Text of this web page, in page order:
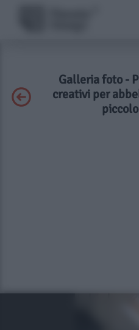
Galleria foto -
creativi per